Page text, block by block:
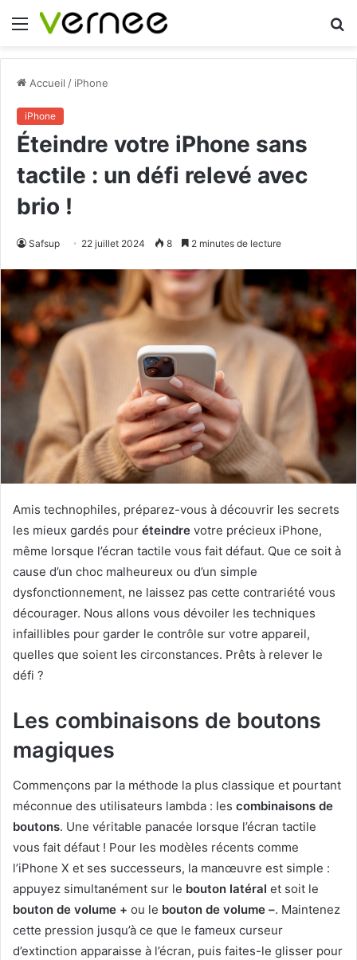
Menu
Accueil / iPhone
iPhone
Éteindre votre iPhone sans
tactile : un défi relevé avec
brio !
Safsup 22 juillet 2024 8 2 minutes de lecture
Amis technophiles, préparez-vous à découvrir les secrets
les mieux gardés pour éteindre votre précieux iPhone,
même lorsque l’écran tactile vous fait défaut. Que ce soit à
cause d’un choc malheureux ou d’un simple
dysfonctionnement, ne laissez pas cette contrariété vous
décourager. Nous allons vous dévoiler les techniques
infaillibles pour garder le contrôle sur votre appareil,
quelles que soient les circonstances. Prêts à relever le
défi ?
Les combinaisons de boutons
magiques
Commençons par la méthode la plus classique et pourtant
méconnue des utilisateurs lambda : les combinaisons de
boutons. Une véritable panacée lorsque l’écran tactile
vous fait défaut ! Pour les modèles récents comme
l’iPhone X et ses successeurs, la manœuvre est simple :
appuyez simultanément sur le bouton latéral et soit le
bouton de volume + ou le bouton de volume –. Maintenez
cette pression jusqu’à ce que le fameux curseur
d’extinction apparaisse à l’écran, puis faites-le glisser pour